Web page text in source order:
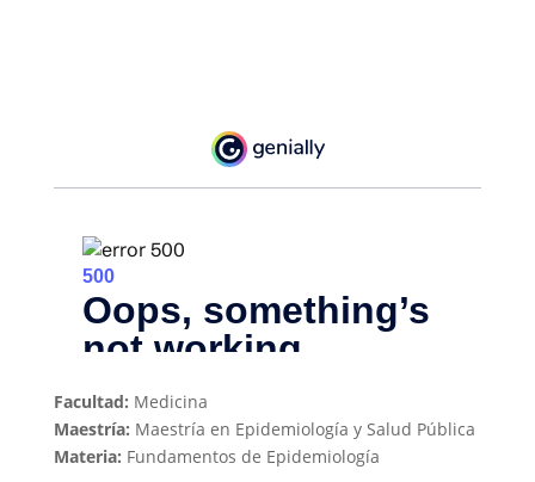
Facultad: Medicina
Maestría: Maestría en Epidemiología y Salud Pública
Materia: Fundamentos de Epidemiología